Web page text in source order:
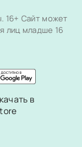
16+ Сайт может
лиц младше 16